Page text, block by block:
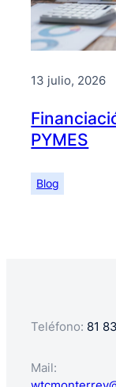
13 julio, 2026
PYMES
Blog
Teléfono: 81
Mail: